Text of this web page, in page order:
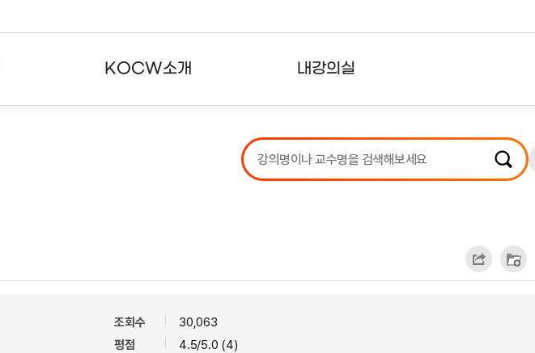
KOCW소개 내강의실
강의리스트
수강확인증강의
조회수
30,063
평점
4.5/5.0 (4)